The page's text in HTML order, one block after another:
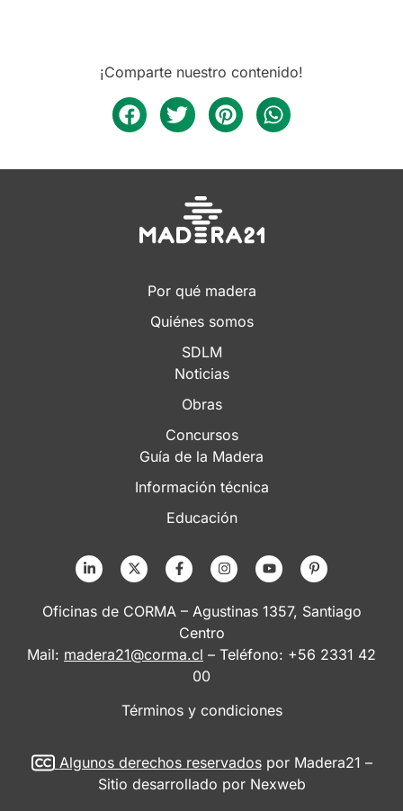
¡Comparte nuestro contenido!
Por qué madera
Quiénes somos
SDLM
Noticias
Obras
Concursos
Guía de la Madera
Información técnica
Educación
Oficinas de CORMA – Agustinas 1357, Santiago
Centro
Mail: madera21@corma.cl – Teléfono: +56 2331 42
00
Términos y condiciones
Algunos derechos reservadospor Madera21 –
Sitio desarrollado por Nexweb